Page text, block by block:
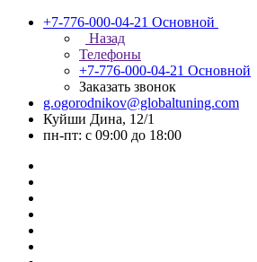
+7-776-000-04-21 Основной
Назад
Телефоны
+7-776-000-04-21 Основной
Заказать звонок
g.ogorodnikov@globaltuning.com
Куйши Дина, 12/1
пн-пт: с 09:00 до 18:00